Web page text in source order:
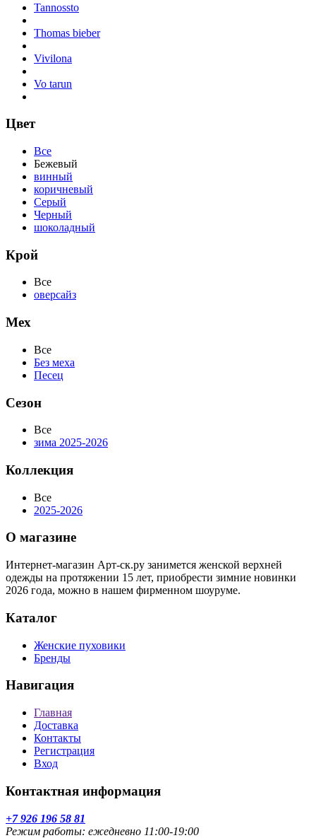
Tannossto
Thomas bieber
Vivilona
Vo tarun
Цвет
Все
Бежевый
винный
коричневый
Серый
Черный
шоколадный
Крой
Все
оверсайз
Мех
Все
Без меха
Песец
Сезон
Все
зима 2025-2026
Коллекция
Все
2025-2026
О магазине
Интернет-магазин Арт-ск.ру занимется женской верхней
одежды на протяжении 15 лет, приобрести зимние новинки
2026 года, можно в нашем фирменном шоуруме.
Каталог
Женские пуховики
Бренды
Навигация
Главная
Доставка
Контакты
Регистрация
Вход
Контактная информация
+7 926 196 58 81
Режим работы: ежедневно 11:00-19:00